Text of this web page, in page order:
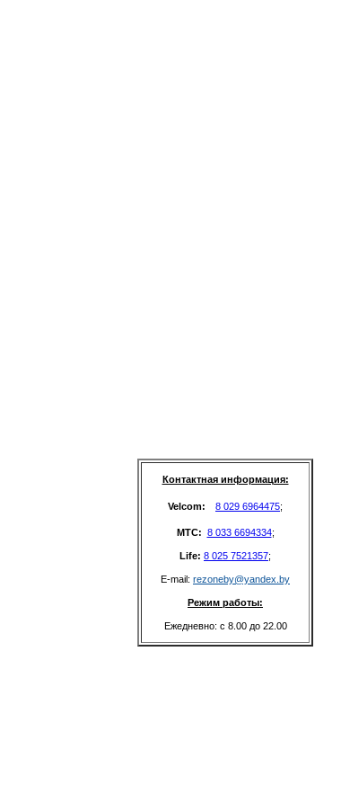
Контактная информация:
Velcom: 8 029 6964475;
MTC: 8 033 6694334;
Life: 8 025 7521357;
E-mail: rezoneby@yandex.by
Режим работы:
Ежедневно: с 8.00 до 22.00